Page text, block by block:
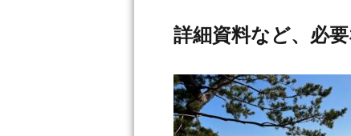
詳細資料など、必